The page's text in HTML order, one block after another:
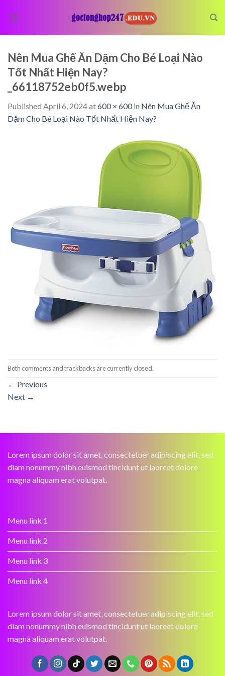
Nên Mua Ghế Ăn Dặm Cho Bé Loại Nào
Tốt Nhất Hiện Nay?
_66118752eb0f5.webp
Published April 6, 2024at600 × 600in Nên Mua Ghế Ăn
Dặm Cho Bé Loại Nào Tốt Nhất Hiện Nay?
Both comments and trackbacks are currently closed.
← Previous
Next →
Lorem ipsum dolor sit amet, consectetuer adipiscing elit, sed
diam nonummy nibh euismod tincidunt ut laoreet dolore
magna aliquam erat volutpat.
Menu link 1
Menu link 2
Menu link 3
Menu link 4
Lorem ipsum dolor sit amet, consectetuer adipiscing elit, sed
diam nonummy nibh euismod tincidunt ut laoreet dolore
magna aliquam erat volutpat.